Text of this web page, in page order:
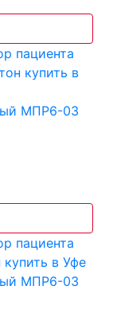
МПР6-03
МПР6-03